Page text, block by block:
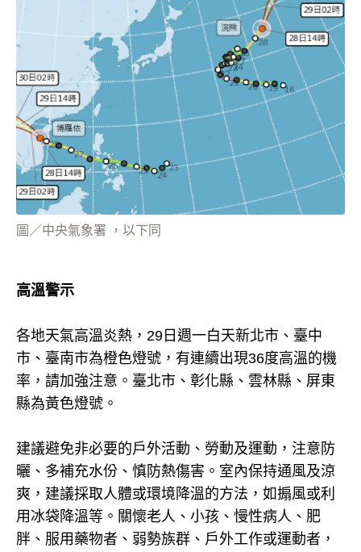
圖／中央氣象署 ，以下同
高溫警示
各地天氣高溫炎熱，29日週一白天新北市、臺中
市、臺南市為橙色燈號，有連續出現36度高溫的機
率，請加強注意。臺北市、彰化縣、雲林縣、屏東
縣為黃色燈號。
建議避免非必要的戶外活動、勞動及運動，注意防
曬、多補充水份、慎防熱傷害。室內保持通風及涼
爽，建議採取人體或環境降溫的方法，如搧風或利
用冰袋降溫等。關懷老人、小孩、慢性病人、肥
胖、服用藥物者、弱勢族群、戶外工作或運動者，